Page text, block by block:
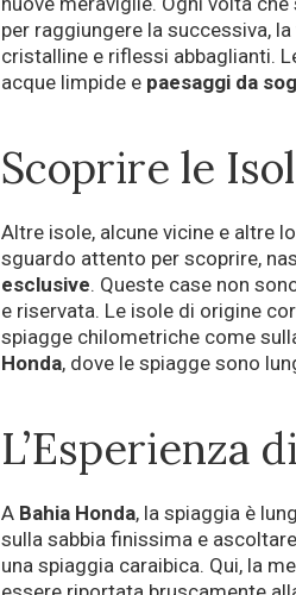
per raggiungere la successiva,
cristalline e riflessi abbaglianti.
acque limpide e paesaggi da
Scoprire le
Altre isole, alcune vicine e altre
sguardo attento per scoprire,
esclusive. Queste case non
e riservata. Le isole di origine
spiagge chilometriche come
Honda, dove le spiagge sono
L’Esperienza
A Bahia Honda, la spiaggia è
sulla sabbia finissima e
una spiaggia caraibica. Qui, la